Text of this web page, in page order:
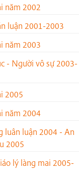
năm 2002
luận 2001-2003
năm 2003
- Người vô sự 2003-
2005
năm 2004
luân luận 2004 - An
2005
lý làng mai 2005-